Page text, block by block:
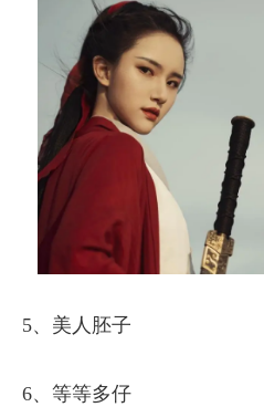
5、美人胚子
6、等等多仔